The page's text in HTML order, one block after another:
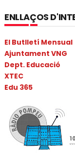
ENLLAÇOS
El Butlletí Mensual
Ajuntament VNG
Dept. Educació
XTEC
Edu 365